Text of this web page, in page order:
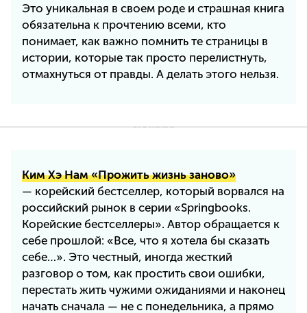
Это уникальная в своем роде и страшная книга
обязательна к прочтению всеми, кто
понимает, как важно помнить те страницы в
истории, которые так просто перелистнуть,
отмахнуться от правды. А делать этого нельзя.
Ким Хэ Нам «Прожить жизнь заново»
— корейский бестселлер, который ворвался на
российский рынок в серии «Springbooks.
Корейские бестселлеры». Автор обращается к
себе прошлой: «Все, что я хотела бы сказать
себе…». Это честный, иногда жесткий
разговор о том, как простить свои ошибки,
перестать жить чужими ожиданиями и наконец
начать сначала — не с понедельника, а прямо